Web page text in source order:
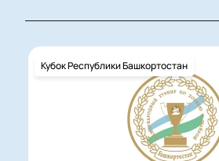
Кубок Республики Башкортостан